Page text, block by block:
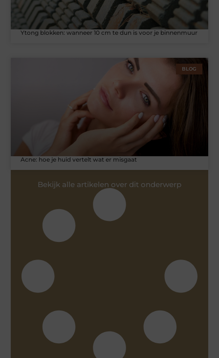
Ytong blokken: wanneer 10 cm te dun is voor je binnenmuur
BLOG
Acne: hoe je huid vertelt wat er misgaat
Bekijk alle artikelen over dit onderwerp